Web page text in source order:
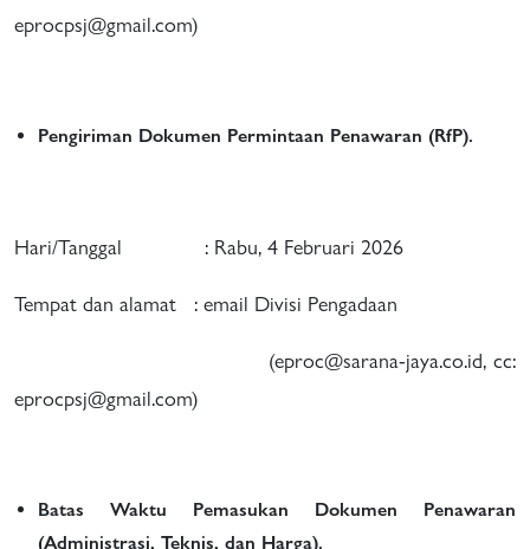
eprocpsj@gmail.com)
Pengiriman Dokumen Permintaan Penawaran (RfP).
Hari/Tanggal : Rabu, 4 Februari 2026
Tempat dan alamat : email Divisi Pengadaan
(eproc@sarana-jaya.co.id, cc:
eprocpsj@gmail.com)
Batas Waktu Pemasukan Dokumen Penawaran
(Administrasi, Teknis, dan Harga).